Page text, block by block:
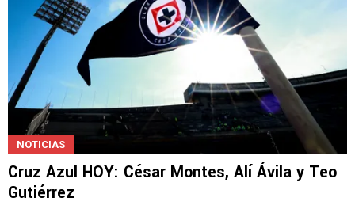
NOTICIAS
Cruz Azul HOY: César Montes, Alí Ávila y Teo
Gutiérrez